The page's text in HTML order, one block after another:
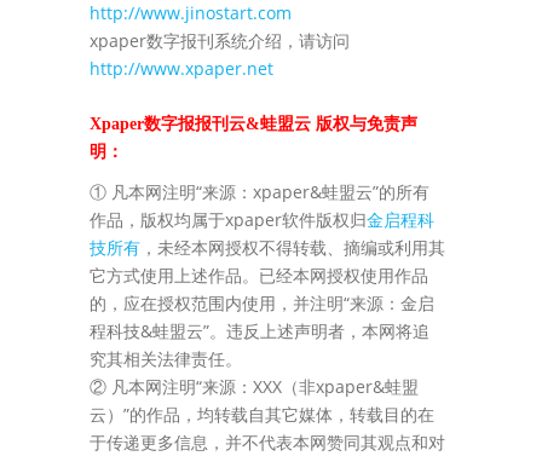
http://www.jinostart.com
xpaper数字报刊系统介绍，请访问
http://www.xpaper.net
Xpaper数字报报刊云&蛙盟云 版权与免责声
明：
① 凡本网注明“来源：xpaper&蛙盟云”的所有
作品，版权均属于xpaper软件版权归金启程科
技所有 ，未经本网授权不得转载、摘编或利用其
它方式使用上述作品。已经本网授权使用作品
的，应在授权范围内使用，并注明“来源：金启
程科技&蛙盟云”。违反上述声明者，本网将追
究其相关法律责任。
② 凡本网注明“来源：XXX（非xpaper&蛙盟
云）”的作品，均转载自其它媒体，转载目的在
于传递更多信息，并不代表本网赞同其观点和对